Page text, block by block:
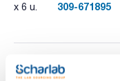
x 6 u. 309-671895
Imprimir ficha de